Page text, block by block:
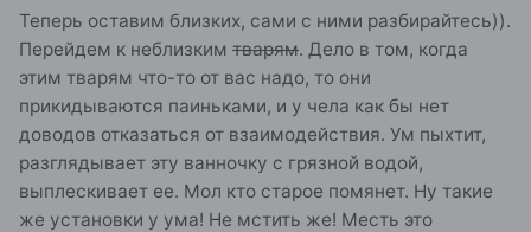
Теперь оставим близких, сами с ними разбирайтесь)).
Перейдем к неблизким тварям. Дело в том, когда
этим тварям что-то от вас надо, то они
прикидываются паиньками, и у чела как бы нет
доводов отказаться от взаимодействия. Ум пыхтит,
разглядывает эту ванночку с грязной водой,
выплескивает ее. Мол кто старое помянет. Ну такие
же установки у ума! Не мстить же! Месть это